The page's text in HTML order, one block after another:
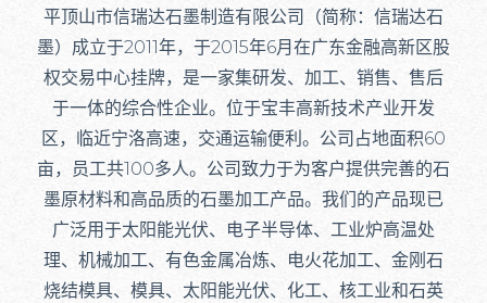
平顶山市信瑞达石墨制造有限公司（简称：信瑞达石
墨）成立于2011年，于2015年6月在广东金融高新区股
权交易中心挂牌，是一家集研发、加工、销售、售后
于一体的综合性企业。位于宝丰高新技术产业开发
区，临近宁洛高速，交通运输便利。公司占地面积60
亩，员工共100多人。公司致力于为客户提供完善的石
墨原材料和高品质的石墨加工产品。我们的产品现已
广泛用于太阳能光伏、电子半导体、工业炉高温处
理、机械加工、有色金属冶炼、电火花加工、金刚石
烧结模具、模具、太阳能光伏、化工、核工业和石英